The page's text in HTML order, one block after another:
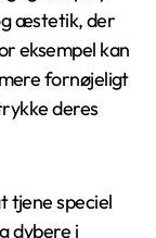
æstetik, der
eksempel kan
fornøjeligt
deres
tjene speciel
dybere i